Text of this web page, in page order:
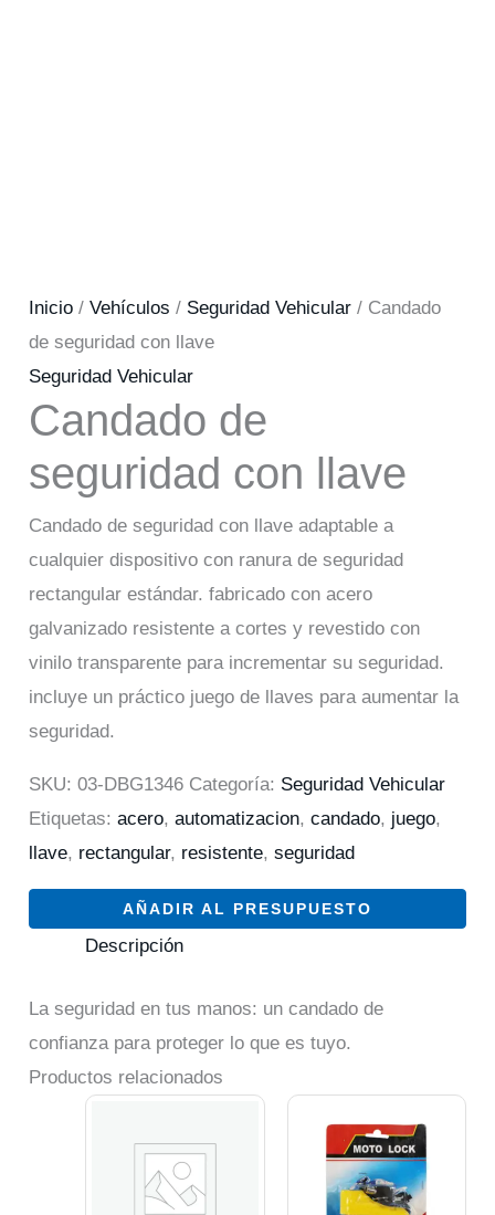
Inicio /Vehículos / Seguridad Vehicular / Candado
de seguridad con llave
Seguridad Vehicular
Candado de
seguridad con llave
Candado de seguridad con llave adaptable a
cualquier dispositivo con ranura de seguridad
rectangular estándar. fabricado con acero
galvanizado resistente a cortes y revestido con
vinilo transparente para incrementar su seguridad.
incluye un práctico juego de llaves para aumentar la
seguridad.
SKU:03-DBG1346 Categoría: Seguridad Vehicular
Etiquetas:acero,automatizacion,candado, juego,
llave, rectangular, resistente,seguridad
AÑADIR AL PRESUPUESTO
Descripción
La seguridad en tus manos: un candado de
confianza para proteger lo que es tuyo.
Productos relacionados